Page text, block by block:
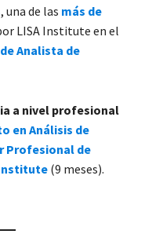
, una de las más de
LISA Institute en el
Analista de
a nivel profesional
en Análisis de
Profesional de
(9 meses).